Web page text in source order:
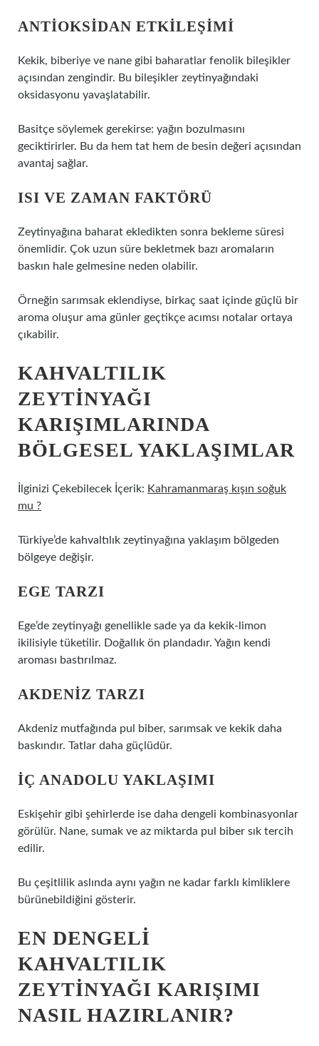
ANTIOKSIDAN ETKILEŞIMI
Kekik, biberiye ve nane gibi baharatlar fenolik bileşikler
açısından zengindir. Bu bileşikler zeytinyağındaki
oksidasyonu yavaşlatabilir.
Basitçe söylemek gerekirse: yağın bozulmasını
geciktirirler. Bu da hem tat hem de besin değeri açısından
avantaj sağlar.
ISI VE ZAMAN FAKTÖRÜ
Zeytinyağına baharat ekledikten sonra bekleme süresi
önemlidir. Çok uzun süre bekletmek bazı aromaların
baskın hale gelmesine neden olabilir.
Örneğin sarımsak eklendiyse, birkaç saat içinde güçlü bir
aroma oluşur ama günler geçtikçe acımsı notalar ortaya
çıkabilir.
KAHVALTILIK
ZEYTINYAĞI
KARIŞIMLARINDA
BÖLGESEL YAKLAŞIMLAR
İlginizi Çekebilecek İçerik: Kahramanmaraş kışın soğuk
mu ?
Türkiye’de kahvaltılık zeytinyağına yaklaşım bölgeden
bölgeye değişir.
EGE TARZI
Ege’de zeytinyağı genellikle sade ya da kekik-limon
ikilisiyle tüketilir. Doğallık ön plandadır. Yağın kendi
aroması bastırılmaz.
AKDENIZ TARZI
Akdeniz mutfağında pul biber, sarımsak ve kekik daha
baskındır. Tatlar daha güçlüdür.
İÇ ANADOLU YAKLAŞIMI
Eskişehir gibi şehirlerde ise daha dengeli kombinasyonlar
görülür. Nane, sumak ve az miktarda pul biber sık tercih
edilir.
Bu çeşitlilik aslında aynı yağın ne kadar farklı kimliklere
bürünebildiğini gösterir.
EN DENGELI
KAHVALTILIK
ZEYTINYAĞI KARIŞIMI
NASIL HAZIRLANIR?